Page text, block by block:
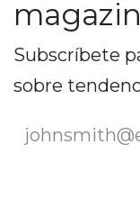
Subscríbete
sobre